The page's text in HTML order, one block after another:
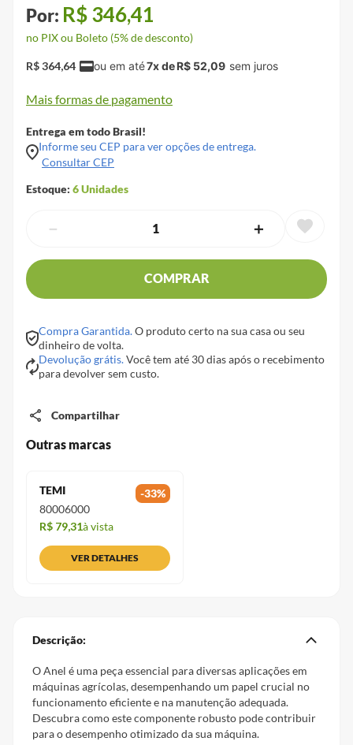
R$346,41
no PIX ou Boleto (5% de desconto)
R$364,64 7x deR$ 52,09
Mais formas de pagamento
Entrega em todo Brasil!
Informe seu CEP para ver opções de entrega.
Consultar CEP
Estoque: 6Unidades
＋
－
COMPRAR
Compra Garantida.O produto certo na sua casa ou seu
dinheiro de volta.
Devolução grátis.Você tem até 30 dias após o recebimento
para devolver sem custo.
Compartilhar
Outras marcas
TEMI -33%
80006000
R$ 79,31à vista
VER DETALHES
Descrição:
O Anel é uma peça essencial para diversas aplicações em
máquinas agrícolas, desempenhando um papel crucial no
funcionamento eficiente e na manutenção adequada.
Descubra como este componente robusto pode contribuir
para o desempenho otimizado da sua máquina.